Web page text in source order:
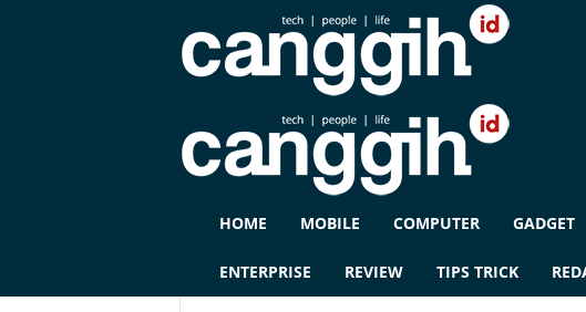
G
HOME MOBILE COMPUTER GADGET
ENTERPRISE REVIEW TIPS TRICK